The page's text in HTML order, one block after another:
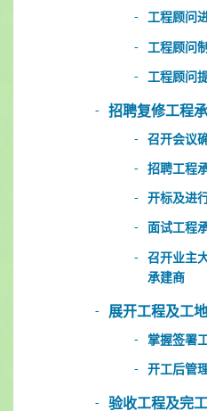
工程顾问
工程顾问
工程顾问
招聘复修工程
召开会议
招聘工程
开标及进
面试工程
召开业主
承建商
展开工程及工
掌握签署
开工后管
验收工程及完工